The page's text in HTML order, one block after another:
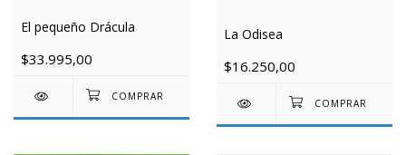
El pequeño Drácula
$33.995,00
La Odisea
$16.250,00